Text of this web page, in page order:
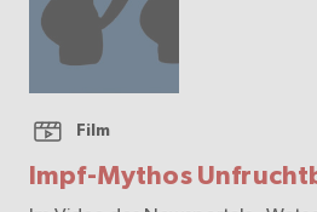
Impf-Mythos
Film